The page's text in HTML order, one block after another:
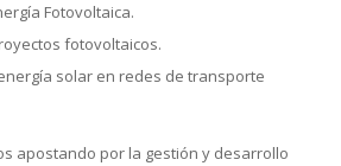
Fotovoltaica.
fotovoltaicos.
solar en redes de transporte
apostando por la gestión y desarrollo